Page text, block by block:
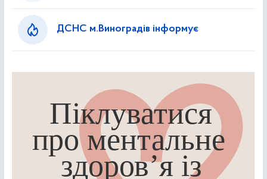
ДСНС м.Виноградів інформує